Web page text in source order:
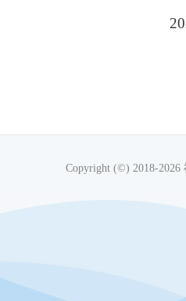
Copyright (©) 2018-